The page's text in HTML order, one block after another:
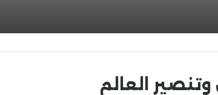
وتنصير العالم